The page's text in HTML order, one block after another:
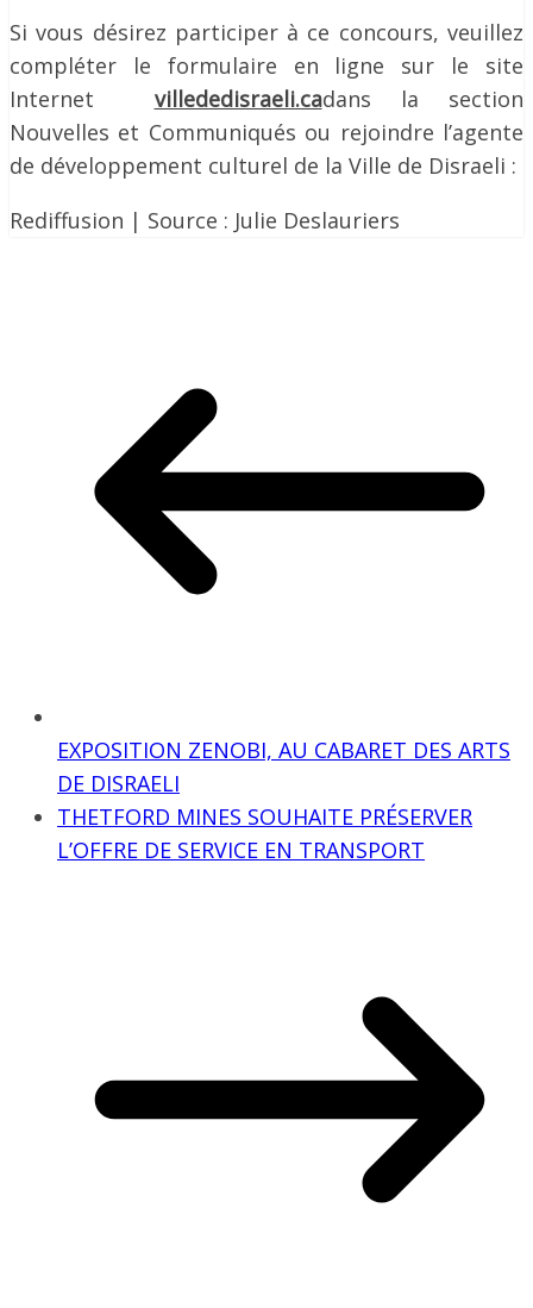
Si vous désirez participer à ce concours, veuillez
compléter le formulaire en ligne sur le site
Internet villededisraeli.cadans la section
Nouvelles et Communiqués ou rejoindre l’agente
de développement culturel de la Ville de Disraeli :
Rediffusion | Source : Julie Deslauriers
EXPOSITION ZENOBI, AU CABARET DES ARTS
DE DISRAELI
THETFORD MINES SOUHAITE PRÉSERVER
L’OFFRE DE SERVICE EN TRANSPORT